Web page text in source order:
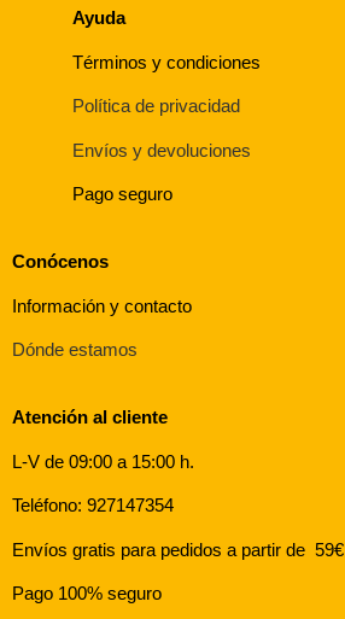
Ayuda
Términos y condiciones
Política de privacidad
Envíos y devoluciones
Pago seguro
Conócenos
Información y contacto
Dónde estamos
Atención al cliente
L-V de 09:00 a 15:00 h.
Teléfono: 927147354
Envíos gratis para pedidos a partir de 59€
Pago 100% seguro